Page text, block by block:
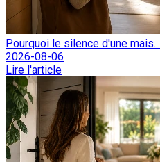
Pourquoi le silence d'une mais...
2026-08-06
Lire l'article